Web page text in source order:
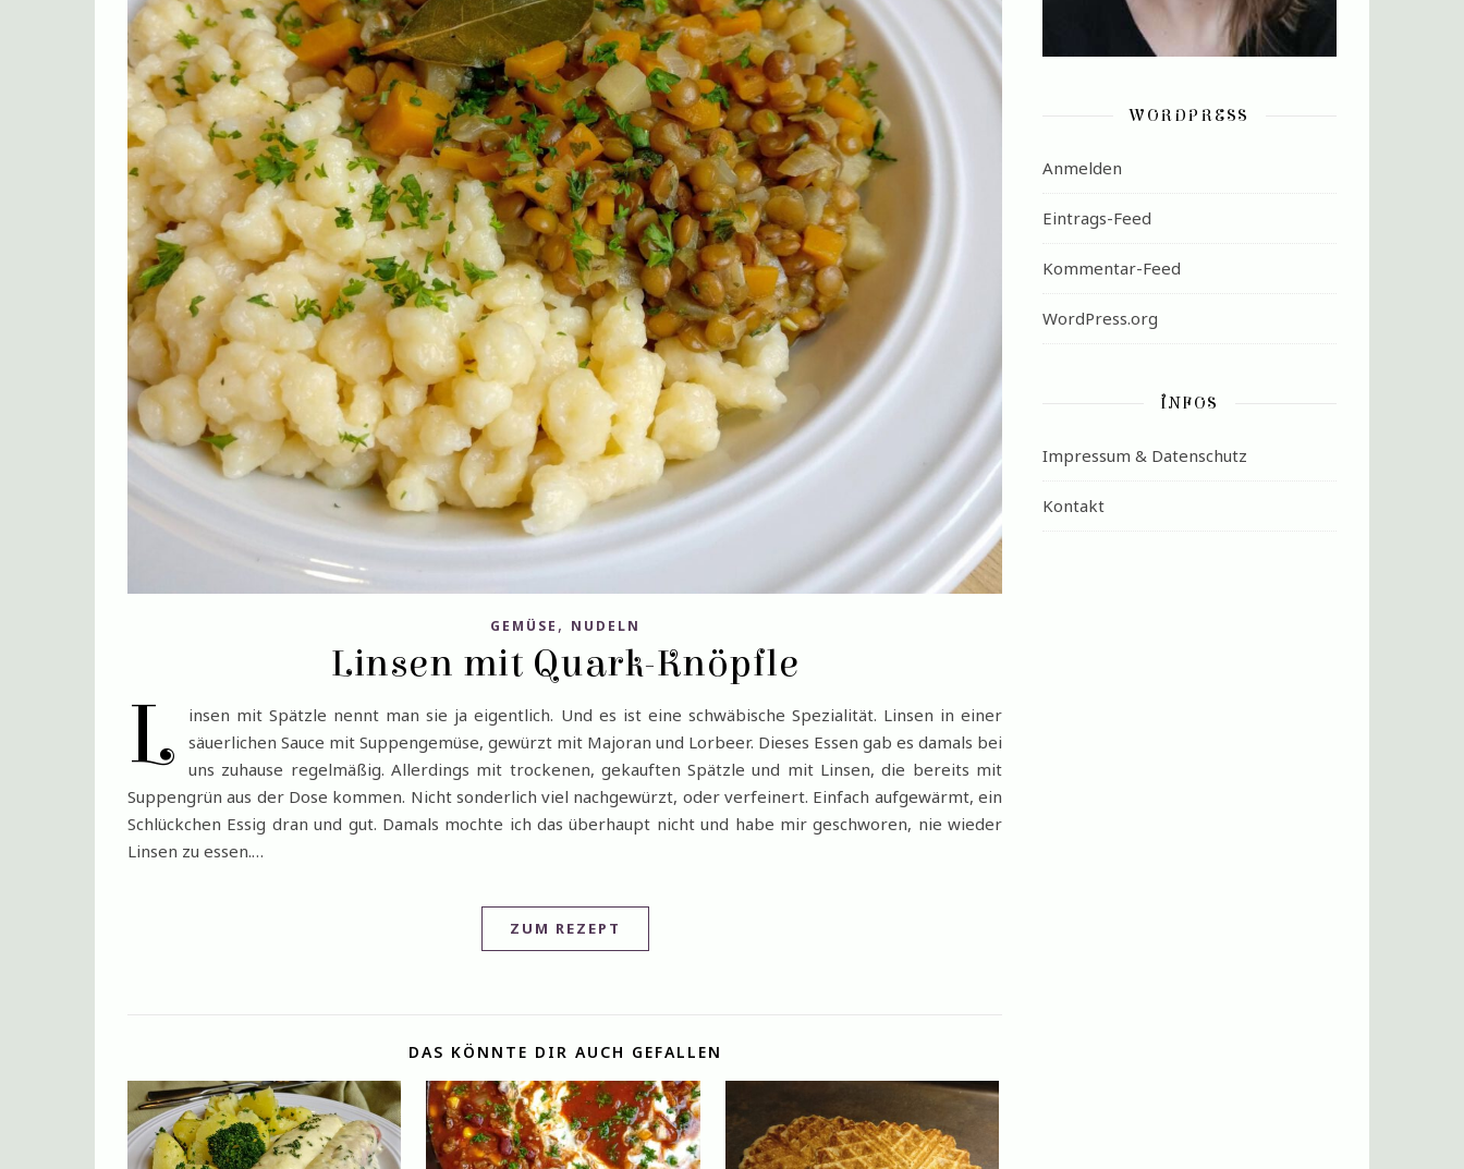
GEMÜSE , NUDELN
Linsen mit Quark-Knöpfle
L
insen mit Spätzle nennt man sie ja eigentlich. Und es ist eine schwäbische Spezialität. Linsen in einer
säuerlichen Sauce mit Suppengemüse, gewürzt mit Majoran und Lorbeer. Dieses Essen gab es damals bei
uns zuhause regelmäßig. Allerdings mit trockenen, gekauften Spätzle und mit Linsen, die bereits mit
Suppengrün aus der Dose kommen. Nicht sonderlich viel nachgewürzt, oder verfeinert. Einfach aufgewärmt, ein
Schlückchen Essig dran und gut. Damals mochte ich das überhaupt nicht und habe mir geschworen, nie wieder
Linsen zu essen.…
ZUM REZEPT
DAS KÖNNTE DIR AUCH GEFALLEN
WORDPRESS
Anmelden
Eintrags-Feed
Kommentar-Feed
WordPress.org
INFOS
Impressum & Datenschutz
Kontakt